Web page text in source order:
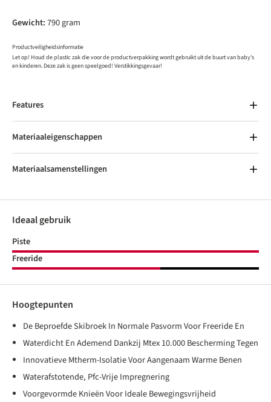
Gewicht:790 gram
Productveiligheidsinformatie
Let op! Houd de plastic zak die voor de productverpakking wordt gebruikt uit de buurt van baby's
en kinderen. Deze zak is geen speelgoed! Verstikkingsgevaar!
Features
Materiaaleigenschappen
Materiaalsamenstellingen
Ideaal gebruik
Piste
Freeride
Hoogtepunten
De Beproefde Skibroek In Normale Pasvorm Voor Freeride En
Waterdicht En Ademend Dankzij Mtex 10.000 Bescherming Tegen
Innovatieve Mtherm-Isolatie Voor Aangenaam Warme Benen
Waterafstotende, Pfc-Vrije Impregnering
Voorgevormde Knieën Voor Ideale Bewegingsvrijheid